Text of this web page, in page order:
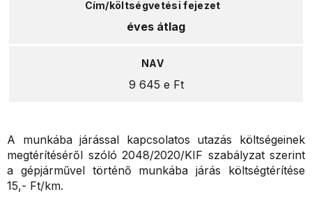
éves átlag
9 645 e Ft
A munkába járással kapcsolatos utazás költségeinek
megtérítéséről szóló 2048/2020/KIF szabályzat szerint
a gépjárművel történő munkába járás költségtérítése
15,- Ft/km.